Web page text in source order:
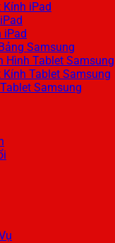
iPad
iPad
Samsung
Hình Tablet Samsung
Tablet Samsung
Samsung